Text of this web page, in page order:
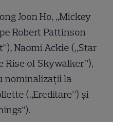
Joon Ho, „Mickey
Robert Pattinson
Naomi Ackie („Star
Rise of Skywalker”),
nominalizații la
(„Ereditare”) și